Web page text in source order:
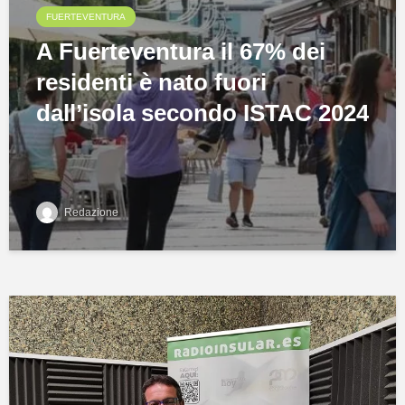
FUERTEVENTURA
A Fuerteventura il 67% dei
residenti è nato fuori
dall’isola secondo ISTAC 2024
Redazione